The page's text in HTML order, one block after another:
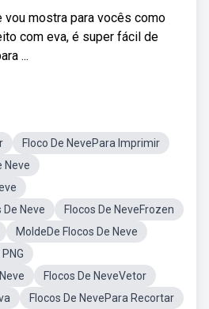
vou mostra para vocês como
com eva, é super fácil de
...
Floco De NevePara Imprimir
Neve
Neve
Flocos De NeveFrozen
MoldeDe Flocos De Neve
Flocos De NeveVetor
Flocos De NevePara Recortar